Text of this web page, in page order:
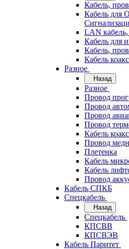
Кабель,
Кабель для
LAN кабель,
Кабель для
Кабель,
Кабель
Разное
Назад
Разное
Провод
Провод
Провод
Провод
Кабель
Провод
Плетенка
Кабель
Кабель
Провод
Кабель СПКБ
Спецкабель
Назад
Спецкабель
КПСВВ
КПСВЭВ
Кабель Паритет